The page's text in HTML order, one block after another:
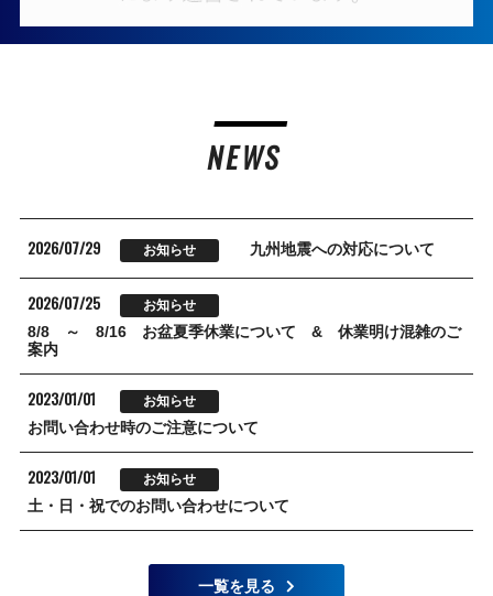
NEWS
2026/07/29 お知らせ 九州地震への対応について
2026/07/25 お知らせ
8/8 ～ 8/16 お盆夏季休業について & 休業明け混雑のご
案内
2023/01/01 お知らせ
お問い合わせ時のご注意について
2023/01/01 お知らせ
土・日・祝でのお問い合わせについて
一覧を見る